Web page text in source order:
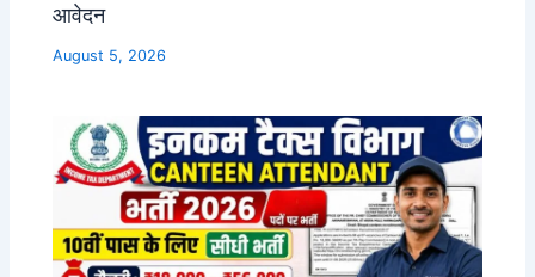
आवेदन
August 5, 2026